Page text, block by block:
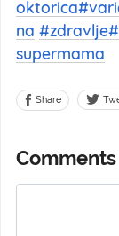
oktorica
na #zdravlje
supermama
Share
Comments